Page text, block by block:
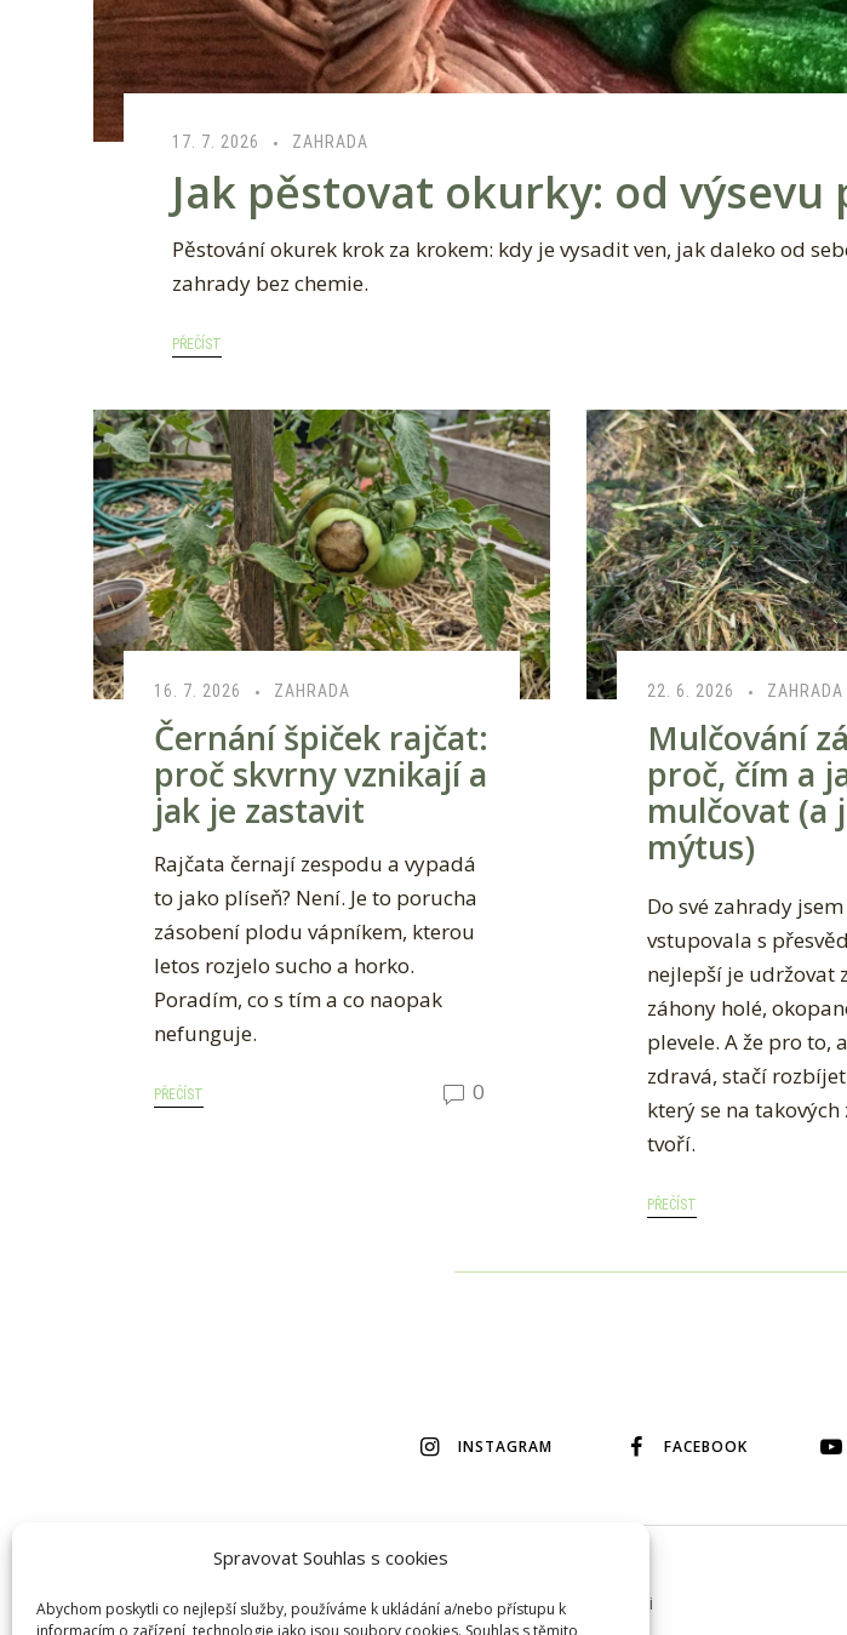
Spravovat Souhlas s cookies
Abychom poskytli co nejlepší služby, používáme k ukládání a/nebo přístupu k
informacím o zařízení, technologie jako jsou soubory cookies. Souhlas s těmito
17. 7. 2026 ZAHRADA
Jak pěstovat okurky: od výsevu
Pěstování okurek krok za krokem: kdy je vysadit ven, jak daleko od
zahrady bez chemie.
PŘEČÍST
16. 7. 2026 ZAHRADA
Černání špiček rajčat:
proč skvrny vznikají a
jak je zastavit
Rajčata černají zespodu a vypadá
to jako plíseň? Není. Je to porucha
zásobení plodu vápníkem, kterou
letos rozjelo sucho a horko.
Poradím, co s tím a co naopak
nefunguje.
PŘEČÍST 0
22. 6. 2026 ZAHRADA
Mulčování
proč, čím a
mulčovat (a
mýtus)
Do své zahrady
vstupovala s
nejlepší je udržovat
záhony holé,
plevele. A že pro to,
zdravá, stačí
který se na takových
tvoří.
PŘEČÍST
INSTAGRAM FACEBOOK
© 2026 Veškerý obsah na tomto webu je autorský, bez mého svolení si